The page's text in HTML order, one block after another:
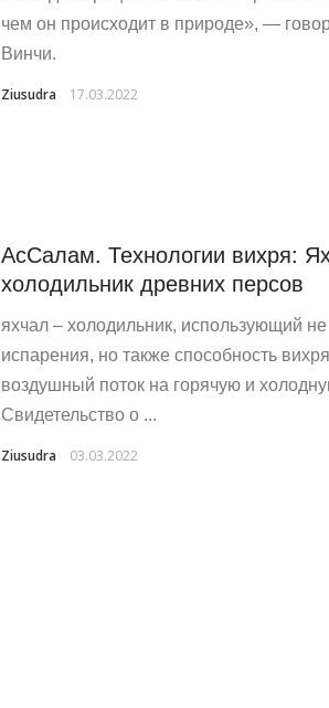
чем он происходит в природе», —
Винчи.
Ziusudra 17.03.2022
АсСалам. Технологии вихря:
холодильник древних персов
яхчал – холодильник, использующий
испарения, но также способность
воздушный поток на горячую и
Свидетельство о ...
Ziusudra 03.03.2022